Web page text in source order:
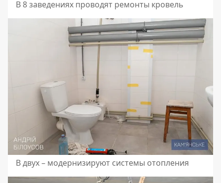
В 8 заведениях проводят ремонты кровель
В двух – модернизируют системы отопления